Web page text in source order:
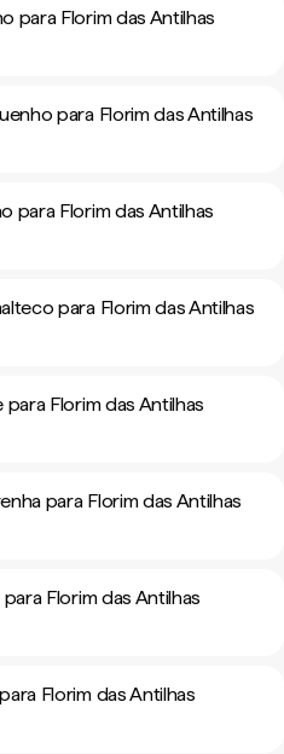
para Florim das Antilhas
para Florim das Antilhas
para Florim das Antilhas
para Florim das Antilhas
Florim das Antilhas
para Florim das Antilhas
Florim das Antilhas
Florim das Antilhas